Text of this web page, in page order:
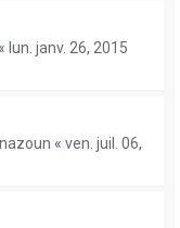
« lun. janv. 26, 2015
« ven. juil. 06,